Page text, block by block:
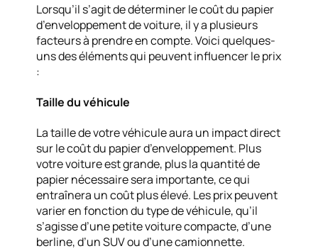
Lorsqu’il s’agit de déterminer le coût du papier
d’enveloppement de voiture, il y a plusieurs
facteurs à prendre en compte. Voici quelques-
uns des éléments qui peuvent influencer le prix
:
Taille du véhicule
La taille de votre véhicule aura un impact direct
sur le coût du papier d’enveloppement. Plus
votre voiture est grande, plus la quantité de
papier nécessaire sera importante, ce qui
entraînera un coût plus élevé. Les prix peuvent
varier en fonction du type de véhicule, qu’il
s’agisse d’une petite voiture compacte, d’une
berline, d’un SUV ou d’une camionnette.